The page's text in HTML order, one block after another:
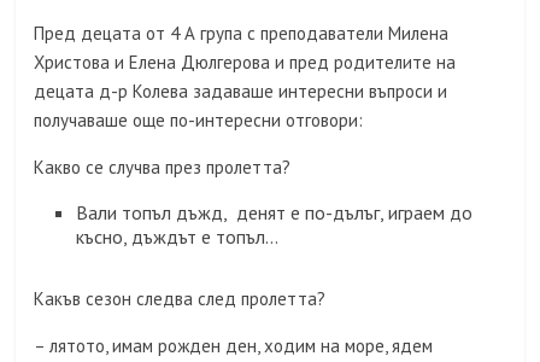
Пред децата от 4 А група с преподаватели Милена
Христова и Елена Дюлгерова и пред родителите на
децата д-р Колева задаваше интересни въпроси и
получаваше още по-интересни отговори:
Какво се случва през пролетта?
Вали топъл дъжд, денят е по-дълъг, играем до
късно, дъждът е топъл…
Какъв сезон следва след пролетта?
– лятото, имам рожден ден, ходим на море, ядем